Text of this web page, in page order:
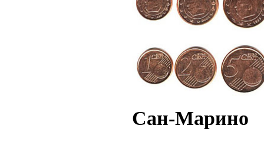
Сан-Марино